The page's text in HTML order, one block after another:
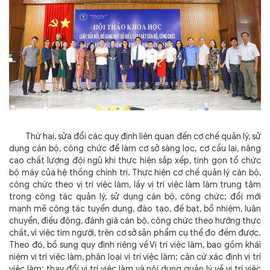
Thứ hai, sửa đổi các quy định liên quan đến cơ chế quản lý, sử
dụng cán bộ, công chức để làm cơ sở sàng lọc, cơ cấu lại, nâng
cao chất lượng đội ngũ khi thực hiện sắp xếp, tinh gọn tổ chức
bộ máy của hệ thống chính trị. Thực hiện cơ chế quản lý cán bộ,
công chức theo vị trí việc làm, lấy vị trí việc làm làm trung tâm
trong công tác quản lý, sử dụng cán bộ, công chức; đổi mới
mạnh mẽ công tác tuyển dụng, đào tạo, đề bạt, bổ nhiệm, luân
chuyển, điều động, đánh giá cán bộ, công chức theo hướng thực
chất, vì việc tìm người, trên cơ sở sản phẩm cụ thể đo đếm được.
Theo đó, bổ sung quy định riêng về Vị trí việc làm, bao gồm khái
niệm vị trí việc làm, phân loại vị trí việc làm; căn cứ xác định vị trí